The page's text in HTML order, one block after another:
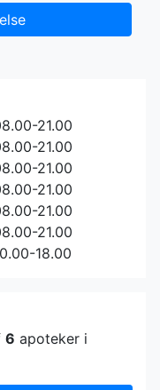
21.00
21.00
21.00
21.00
21.00
21.00
18.00
6 apoteker i